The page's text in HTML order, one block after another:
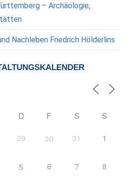
– Archäologie,
Nachleben Friedrich Hölderlins
D F S S
29 30 31 1
5 6 7 8